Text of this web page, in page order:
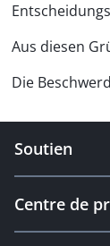
Aus diesen
Die
Soutien
Centre de